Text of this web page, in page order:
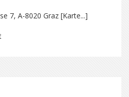
7, A-8020 Graz [Karte...]